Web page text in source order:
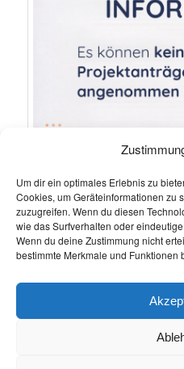
Um dir ein optimales Erlebnis zu
Cookies, um Geräteinformationen zu
zuzugreifen. Wenn du diesen
wie das Surfverhalten oder
Wenn du deine Zustimmung nicht
bestimmte Merkmale und Funktionen
pfd-ik
ein Lesezeichen für denPermalink